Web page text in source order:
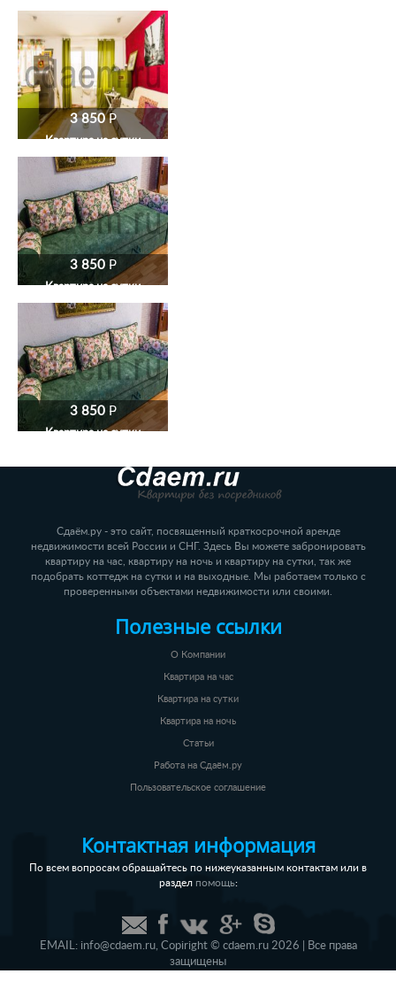
3 850P
Квартира на сутки
3 850 P
Квартира на сутки
3 850 P
Квартира на сутки
Сдаём.ру - это сайт, посвященный краткосрочной аренде
недвижимости всей России и СНГ. Здесь Вы можете забронировать
квартиру на час, квартиру на ночь и квартиру на сутки, так же
подобрать коттедж на сутки и на выходные. Мы работаем только с
проверенными объектами недвижимости или своими.
Полезные ссылки
О Компании
Квартира на час
Квартира на сутки
Квартира на ночь
Статьи
Работа на Сдаём.ру
Пользовательское соглашение
Контактная информация
По всем вопросам обращайтесь по нижеуказанным контактам или в
раздел помощь:
EMAIL: info@cdaem.ru, Copiright © cdaem.ru 2026 | Все права
защищены